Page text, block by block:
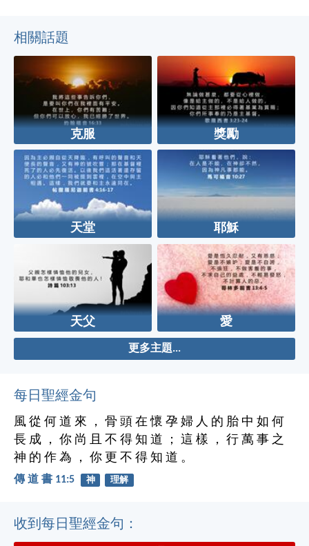
相關話題
克服 獎勵
天堂 耶穌
天父 愛
更多主題...
每日聖經金句
風 從 何 道 來 ， 骨 頭 在 懷 孕 婦 人 的 胎 中 如 何
長 成 ， 你 尚 且 不 得 知 道 ； 這 樣 ， 行 萬 事 之
神 的 作 為 ， 你 更 不 得 知 道 。
傳 道 書 11:5 神 理解
收到每日聖經金句：